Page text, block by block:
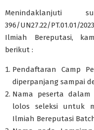
396/UN27.22/PT.01.01/
Ilmiah Bereputasi,
berikut :
Pendaftaran Camp
diperpanjang sampai
Nama peserta
lolos seleksi untuk
Ilmiah Bereputasi